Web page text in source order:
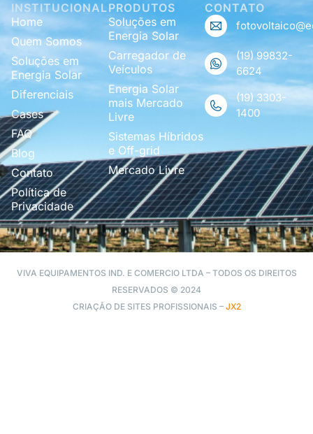
INSTITUCIONAL
Home
Quem Somos
Soluções em
Energia Solar
Diferenciais
Cases
FAQ
Blog
Contato
Política de
Privacidade
PRODUTOS
Soluções em
Energia Solar
Carregador de
Veículos
Energia Solar
mais Mercado
Livre
Sistemas Híbridos
e Off-grid
Mercado Livre
CONTATO
(19) 99832-
6624
(19) 3303-
1400
VIVA EQUIPAMENTOS IND. E COMERCIO LTDA – TODOS OS DIREITOS
RESERVADOS © 2024
CRIAÇÃO DE SITES PROFISSIONAIS – JX2